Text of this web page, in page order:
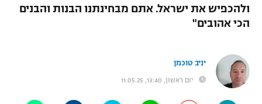
ברחבה
"מחצית בשכונה" – פודקאסט
מכבי נתניה
ליגה ברזילאית
ספורט אולימפי
היאבקות WWE
אופניים
ולהכפיש את ישראל. אתם מבחינתנו הבנות והבנים
הכי אהובים"
יניב טוכמן
יום ראשון, 13:40, 11.05.25